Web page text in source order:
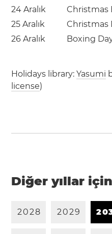
24 Aralık
Christmas
25 Aralık
Christmas
26 Aralık
Boxing
Holidays library:Yasumi
license)
Diğer yıllar
2028 2029 20